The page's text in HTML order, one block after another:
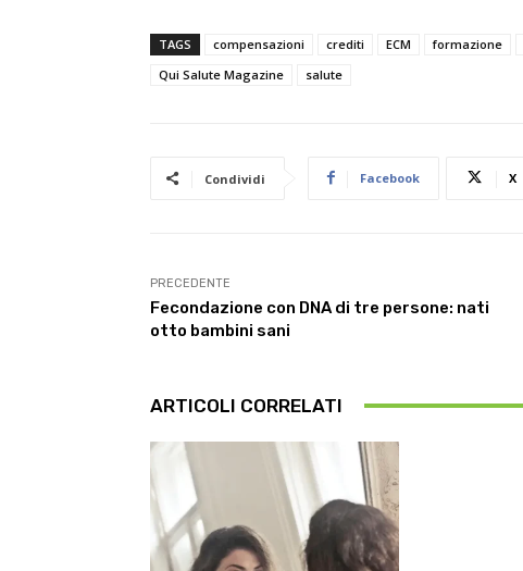
TAGS compensazioni crediti ECM formazione
Qui Salute Magazine
salute
Condividi Facebook X
PRECEDENTE
Fecondazione con DNA di tre persone: nati
otto bambini sani
ARTICOLI CORRELATI